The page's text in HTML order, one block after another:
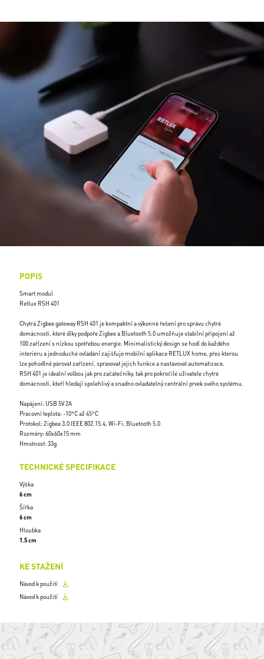
POPIS
Smart modul
Retlux RSH 401
Chytrá Zigbee gateway RSH 401 je kompaktní a výkonné řešení pro správu chytré
domácnosti, které díky podpoře Zigbee a Bluetooth 5.0 umožňuje stabilní připojení až
100 zařízení s nízkou spotřebou energie. Minimalistický design se hodí do každého
interiéru a jednoduché ovládání zajišťuje mobilní aplikace RETLUX home, přes kterou
lze pohodlně párovat zařízení, spravovat jejich funkce a nastavovat automatizace.
RSH 401 je ideální volbou jak pro začátečníky, tak pro pokročilé uživatele chytré
domácnosti, kteří hledají spolehlivý a snadno ovladatelný centrální prvek svého systému.
Napájení: USB 5V 2A
Pracovní teplota: -10°C až 45°C
Protokol: Zigbee 3.0 IEEE 802.15.4, Wi-Fi, Bluetooth 5.0
Rozměry: 60x60x15 mm
Hmotnost: 33g
TECHNICKÉ SPECIFIKACE
Výška
6 cm
Šířka
6 cm
Hloubka
1.5 cm
KE STAŽENÍ
Návod k použití
Návod k použití